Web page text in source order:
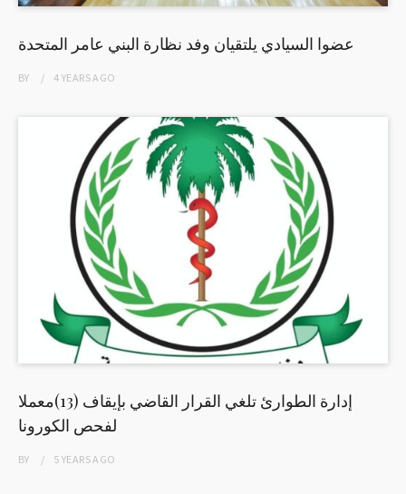
عضوا السيادي يلتقيان وفد نظارة البني عامر المتحدة
BY 4 YEARSAGO
إدارة الطوارئ تلغي القرار القاضي بإيقاف (13)معملا
لفحص الكورونا
BY 5 YEARSAGO